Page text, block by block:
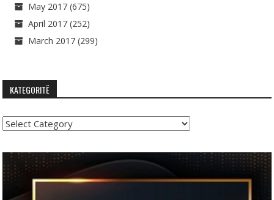
May 2017 (675)
April 2017 (252)
March 2017 (299)
KATEGORITË
Kategoritë